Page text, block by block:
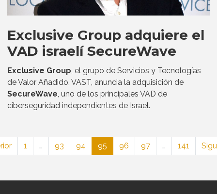
Exclusive Group adquiere el
VAD israelí SecureWave
Exclusive Group, el grupo de Servicios y Tecnologías
de Valor Añadido, VAST, anuncia la adquisición de
SecureWave, uno de los principales VAD de
ciberseguridad independientes de Israel.
1 … 93 94 95 96 97 … 141